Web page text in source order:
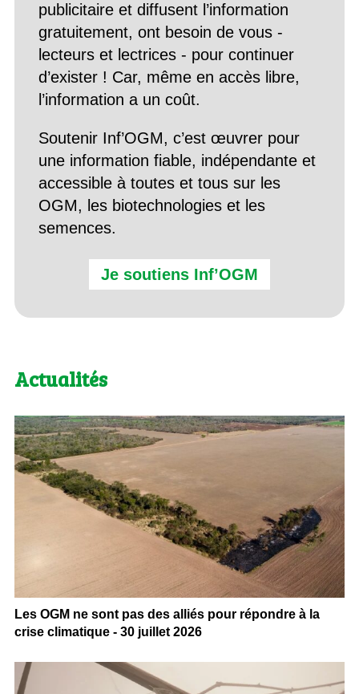
publicitaire et diffusent l’information
gratuitement, ont besoin de vous -
lecteurs et lectrices - pour continuer
d’exister ! Car, même en accès libre,
l’information a un coût.
Soutenir Inf’OGM, c’est œuvrer pour
une information fiable, indépendante et
accessible à toutes et tous sur les
OGM, les biotechnologies et les
semences.
Je soutiens Inf’OGM
Actualités
Les OGM ne sont pas des alliés pour répondre à la
crise climatique - 30 juillet 2026